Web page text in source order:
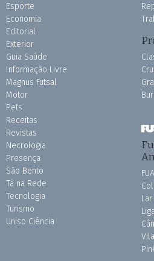
Esporte
Economia
Editorial
Exterior
Guia Saúde
Informação Livre
Magnus Futsal
Motor
Pets
Receitas
Revistas
Necrologia
Presença
São Bento
Tá na Rede
Tecnologia
Turismo
Uniso Ciência
FUA